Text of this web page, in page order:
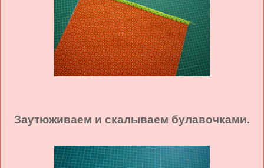
Заутюживаем и скалываем булавочками.